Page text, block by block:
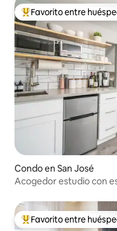
Favorito entre
Favorito entre
Condo en San José
Acogedor estudio con
Favorito entre
Favorito entre